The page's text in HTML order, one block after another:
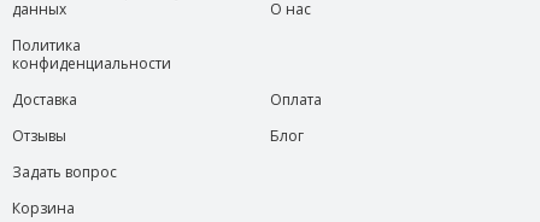
данных
Политика
конфиденциальности
О нас
Доставка
Отзывы
Задать вопрос
Корзина
Оплата
Блог